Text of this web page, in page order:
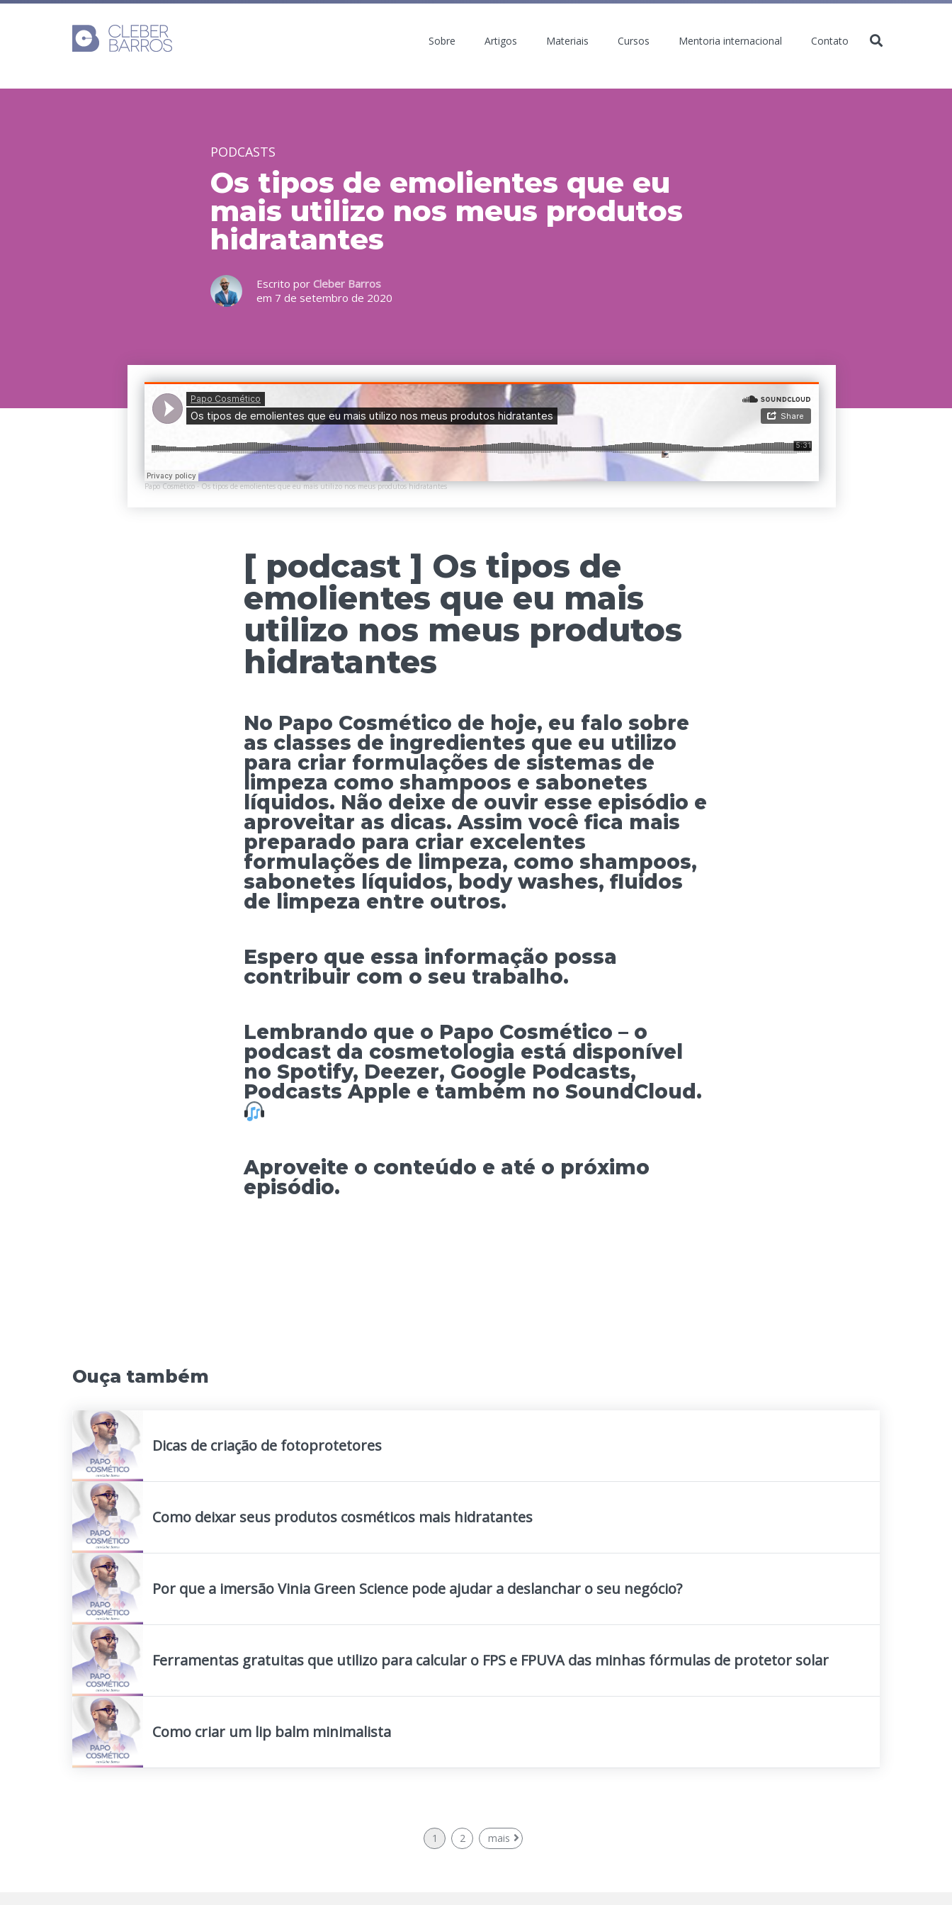
Sobre Artigos Materiais Cursos Mentoria internacional Contato
PODCASTS
Os tipos de emolientes que eu
mais utilizo nos meus produtos
hidratantes
Escrito por Cleber Barros
em 7 de setembro de 2020
Papo Cosmético · Os tipos de emolientes que eu mais utilizo nos meus produtos hidratantes
[ podcast ] Os tipos de
emolientes que eu mais
utilizo nos meus produtos
hidratantes
No Papo Cosmético de hoje, eu falo sobre
as classes de ingredientes que eu utilizo
para criar formulações de sistemas de
limpeza como shampoos e sabonetes
líquidos. Não deixe de ouvir esse episódio e
aproveitar as dicas. Assim você fica mais
preparado para criar excelentes
formulações de limpeza, como shampoos,
sabonetes líquidos, body washes, fluidos
de limpeza entre outros.
Espero que essa informação possa
contribuir com o seu trabalho.
Lembrando que o Papo Cosmético – o
podcast da cosmetologia está disponível
no Spotify, Deezer, Google Podcasts,
Podcasts Apple e também no SoundCloud.
Aproveite o conteúdo e até o próximo
episódio.
Ouça também
Dicas de criação de fotoprotetores
Como deixar seus produtos cosméticos mais hidratantes
Por que a imersão Vinia Green Science pode ajudar a deslanchar o seu negócio?
Ferramentas gratuitas que utilizo para calcular o FPS e FPUVA das minhas fórmulas de protetor solar
Como criar um lip balm minimalista
1 2 mais